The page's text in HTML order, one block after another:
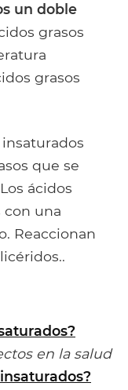
un doble
grasos
grasos
que se
ácidos
con una
Reaccionan
en la salud